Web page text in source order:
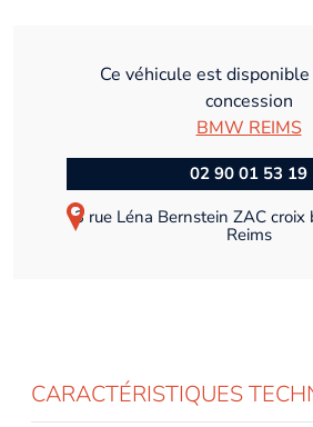
Ce véhicule est
concession
BMW REIMS
02 90 01 53 19
3 rue Léna Bernstein ZAC
Reims
CARACTÉRISTIQUES